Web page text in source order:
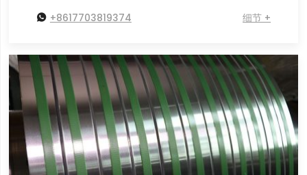
 +8617703819374 细节 +